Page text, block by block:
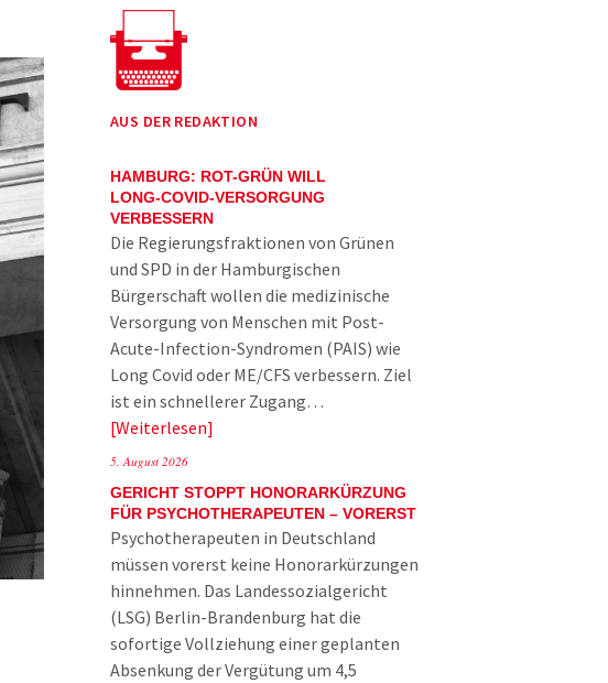
AUS DER REDAKTION
HAMBURG: ROT-GRÜN WILL
LONG-COVID-VERSORGUNG
VERBESSERN
Die Regierungsfraktionen von Grünen
und SPD in der Hamburgischen
Bürgerschaft wollen die medizinische
Versorgung von Menschen mit Post-
Acute-Infection-Syndromen (PAIS) wie
Long Covid oder ME/CFS verbessern. Ziel
ist ein schnellerer Zugang…
Weiterlesen
5. August 2026
GERICHT STOPPT HONORARKÜRZUNG
FÜR PSYCHOTHERAPEUTEN – VORERST
Psychotherapeuten in Deutschland
müssen vorerst keine Honorarkürzungen
hinnehmen. Das Landessozialgericht
(LSG) Berlin-Brandenburg hat die
sofortige Vollziehung einer geplanten
Absenkung der Vergütung um 4,5